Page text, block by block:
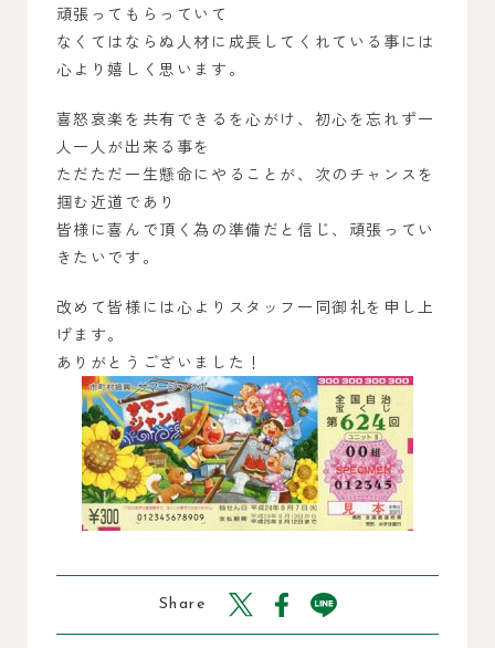
頑張ってもらっていて
なくてはならぬ人材に成長してくれている事には
心より嬉しく思います。
喜怒哀楽を共有できるを心がけ、初心を忘れず一
人一人が出来る事を
ただただ一生懸命にやることが、次のチャンスを
掴む近道であり
皆様に喜んで頂く為の準備だと信じ、頑張ってい
きたいです。
改めて皆様には心よりスタッフ一同御礼を申し上
げます。
ありがとうございました！
Share